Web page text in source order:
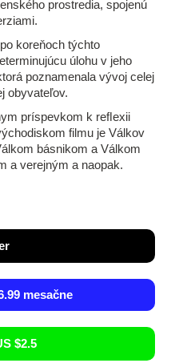
prostredia, spojenú
koreňoch týchto
úlohu v jeho
poznamenala vývoj celej
obyvateľov.
príspevkom k reﬂexii
filmu je Válkov
básnikom a Válkom
a verejným a naopak.
mesačne
$2.5